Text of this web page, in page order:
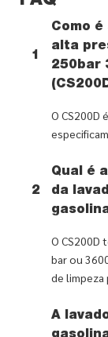
1
Como
alta
250bar
O CS200D
2
Qual é
da
O CS200D
bar ou
de limpeza
A